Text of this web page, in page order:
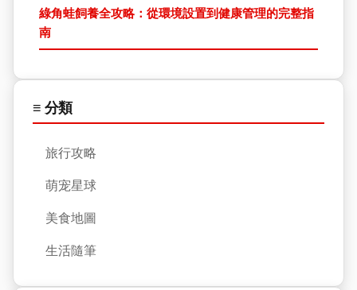
綠角蛙飼養全攻略：從環境設置到健康管理的完整指
南
≡ 分類
旅行攻略
萌宠星球
美食地圖
生活隨筆